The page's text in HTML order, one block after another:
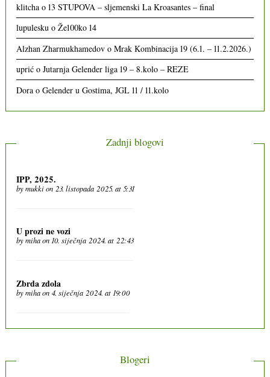
klitcha o13 STUPOVA – sljemenski La Kroasantes – final
lupulesku oŽe100ko 14
Alzhan Zharmukhamedov oMrak Kombinacija 19 (6.1. – 11.2.2026.)
uprić oJutarnja Gelender liga 19 – 8.kolo – REZE
Dora oGelender u Gostima, JGL 11 / 11.kolo
Zadnji blogovi
IPP, 2025.
bymukkion 23. listopada 2025. at 5:31
U prozi ne vozi
bymihaon 10. siječnja 2024. at 22:43
Zbrda zdola
bymihaon 4. siječnja 2024. at 19:00
Blogeri